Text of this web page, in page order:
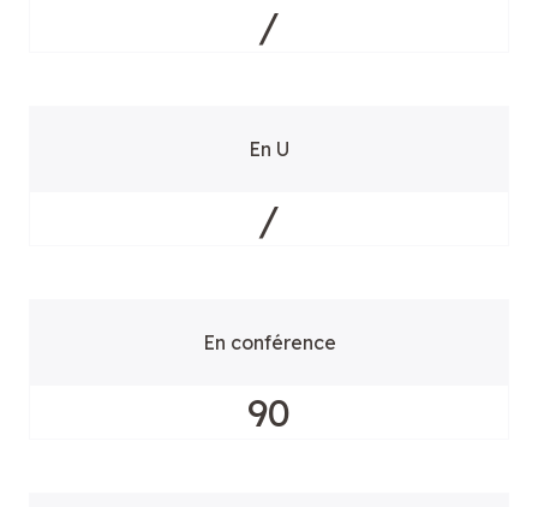
/
En U
/
En conférence
90